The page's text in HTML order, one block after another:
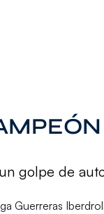
golpe de
Guerreras